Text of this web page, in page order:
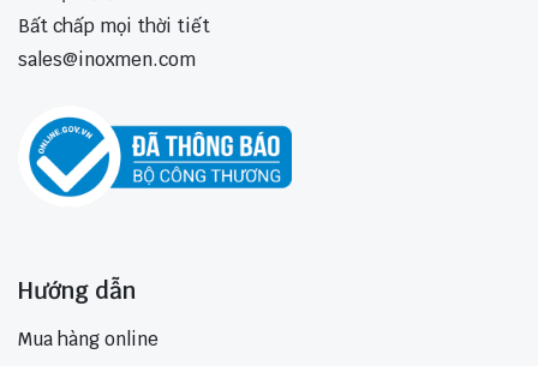
Bất chấp mọi thời tiết
sales@inoxmen.com
Hướng dẫn
Mua hàng online